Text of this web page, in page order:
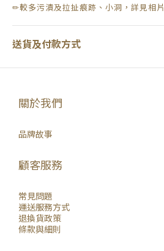
✏較多污漬及拉扯痕跡、小洞，詳見相片
送貨及付款方式
關於我們
品牌故事
顧客服務
常見問題
運送服務方式
退換貨政策
條款與細則